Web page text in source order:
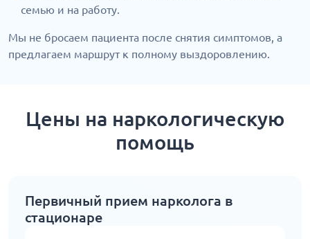
семью и на работу.
Мы не бросаем пациента после снятия симптомов, а
предлагаем маршрут к полному выздоровлению.
Цены на наркологическую
помощь
Первичный прием нарколога в
стационаре